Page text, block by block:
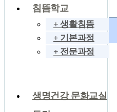
침뜸학교
+ 생활침뜸
+ 기본과정
+ 전문과정
생명건강 문화교실